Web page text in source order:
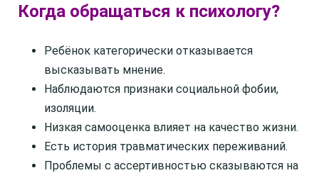
Когда обращаться к психологу?
Ребёнок категорически отказывается
высказывать мнение.
Наблюдаются признаки социальной фобии,
изоляции.
Низкая самооценка влияет на качество жизни.
Есть история травматических переживаний.
Проблемы с ассертивностью сказываются на